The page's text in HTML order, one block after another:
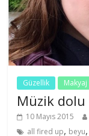
Güzellik Makyaj
Müzik dolu
10 Mayıs 2015
all fired up, beyu,